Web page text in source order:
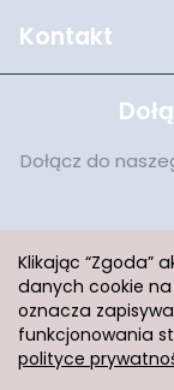
Kontakt
Dołącz do
Klikając “Zgoda”
danych cookie na
oznacza
funkcjonowania
polityce